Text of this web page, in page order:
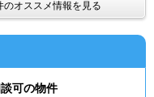
のオススメ情報を見る
可の物件